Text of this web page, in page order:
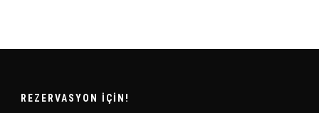
REZERVASYON IÇIN!